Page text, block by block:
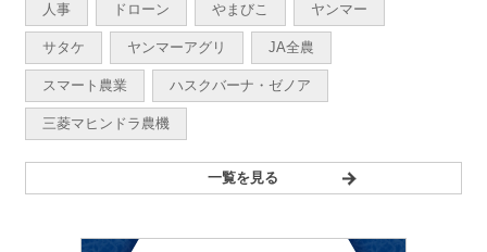
人事 ドローン やまびこ ヤンマー
サタケ ヤンマーアグリ JA全農
スマート農業 ハスクバーナ・ゼノア
三菱マヒンドラ農機
一覧を見る